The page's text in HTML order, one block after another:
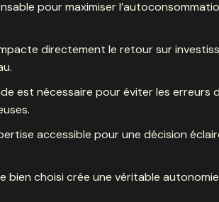
pour maximiser
directement le retour sur
est nécessaire pour éviter les erreurs
accessible pour une décision
bien choisi crée une véritable autonomie